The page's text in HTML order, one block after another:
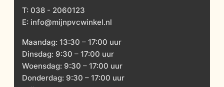
T: 038 - 2060123
E: info@mijnpvcwinkel.nl
Maandag: 13:30 – 17:00 uur
Dinsdag: 9:30 – 17:00 uur
Woensdag: 9:30 – 17:00 uur
Donderdag: 9:30 – 17:00 uur